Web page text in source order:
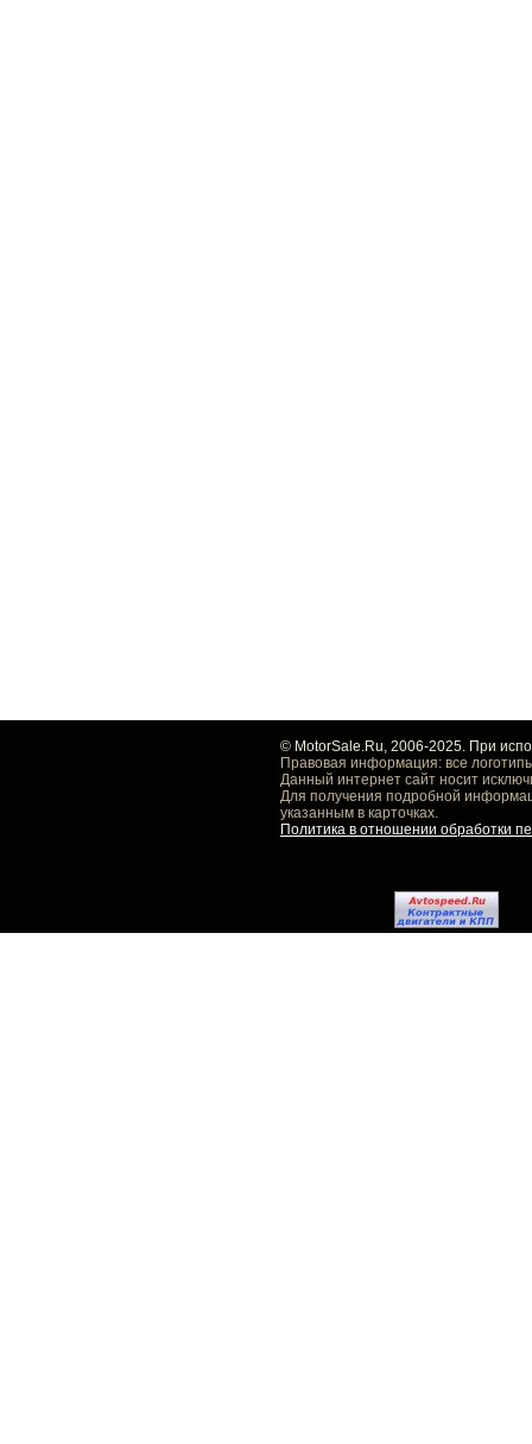
© MotorSale.Ru, 2006-2025. При
Правовая информация: все
Данный интернет сайт носит
Для получения подробной
указанным в карточках.
Политика в отношении обработки